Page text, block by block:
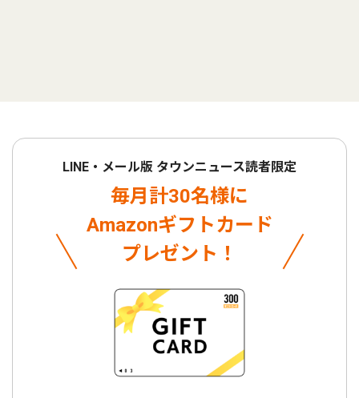
LINE・メール版 タウンニュース読者限定
毎月計30名様に
Amazonギフトカード
プレゼント！